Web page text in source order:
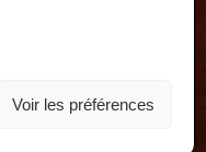
Voir les préférences